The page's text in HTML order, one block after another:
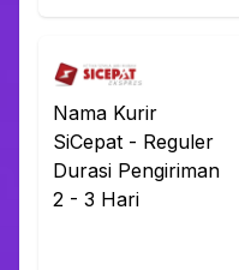
Nama Kurir
SiCepat - Reguler
Durasi Pengiriman
2 - 3 Hari